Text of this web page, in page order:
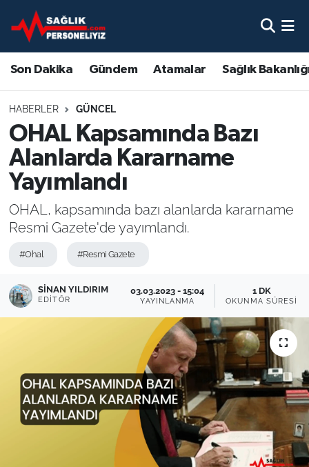
Son Dakika Gündem Atamalar Sağlık
HABERLER GÜNCEL
OHAL Kapsamında Bazı
Alanlarda Kararname
Yayımlandı
OHAL, kapsamında bazı alanlarda kararname
Resmi Gazete'de yayımlandı.
#Ohal #Resmi Gazete
SINAN YILDIRIM
EDITÖR
03.03.2023 - 15:04
YAYINLANMA
1 DK
OKUNMA SÜRESI
Son Dakika
Gündem
Atamalar
Sağlık Bakanlığı
Mevzuat
Sendika
Eğitim
Kamu Alımları
Nöbetçi Eczaneler
Hava Durumu
Namaz Vakitleri
Trafik Durumu
Süper Lig Puan Durumu ve Fikstür
Tüm Manşetler
Haber Arşivi